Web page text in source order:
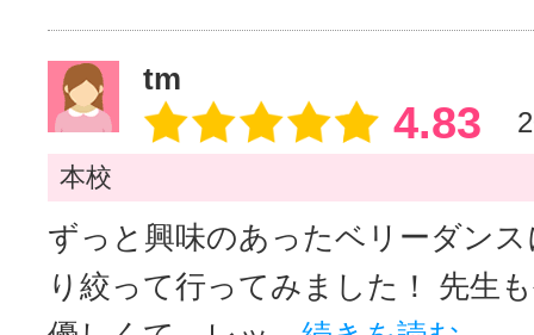
tm
4.83
本校
ずっと興味のあったベリーダン
り絞って行ってみました！ 先生